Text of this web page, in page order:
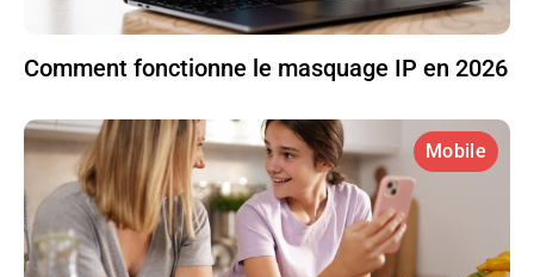
Comment fonctionne le masquage IP en 2026
Mobile